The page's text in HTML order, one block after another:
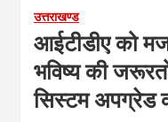
उत्तराखण्ड
आईटीडीए को
भविष्य की
सिस्टम अपग्रेड